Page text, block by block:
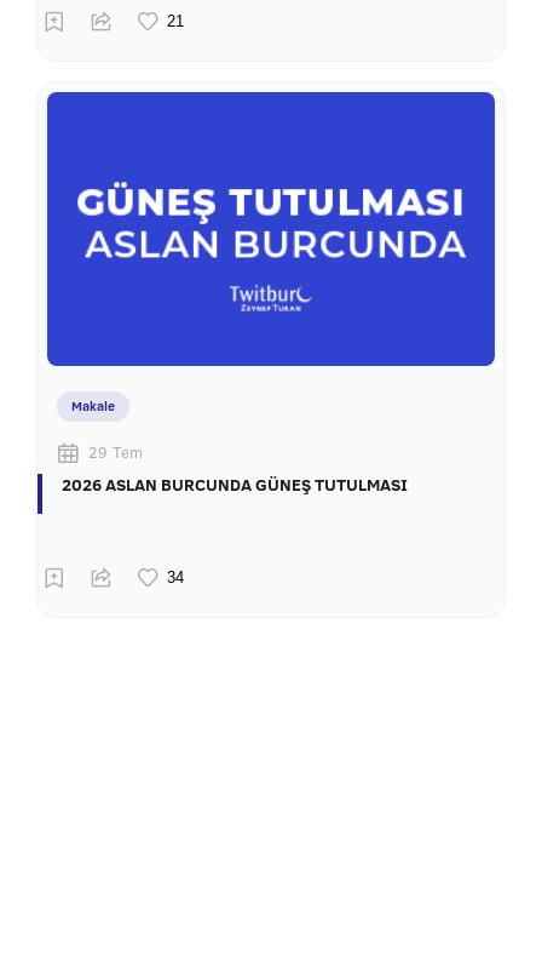
Makale
29 Tem
2026 ASLAN BURCUNDA GÜNEŞ TUTULMASI